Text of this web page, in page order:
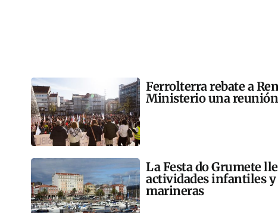
Ferrolterra rebate a
Ministerio una
La Festa do Grumete
actividades infantiles y
marineras